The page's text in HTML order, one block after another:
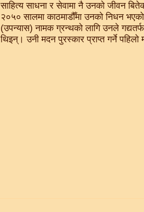
साहित्य साधना र सेवामा नै उनको जीवन
२०५० सालमा काठमाडौँमा उनको निधन
(उपन्यास) नामक ग्रन्थको लागि उनले
थिइन्। उनी मदन पुरस्कार प्राप्त गर्ने पहिलो